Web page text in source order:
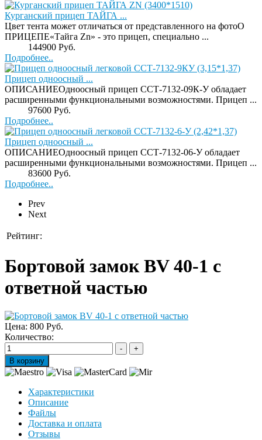
Курганский прицеп ТАЙГА ...
Цвет тента может отличаться от представленного на фотоО
ПРИЦЕПЕ«Тайга Zn» - это прицеп, специально ...
144900 Руб.
Подробнее..
Прицеп одноосный ...
ОПИСАНИЕОдноосный прицеп ССТ-7132-09К-У обладает
расширенными функциональными возможностями. Прицеп ...
97600 Руб.
Подробнее..
Прицеп одноосный ...
ОПИСАНИЕОдноосный прицеп ССТ-7132-06-У обладает
расширенными функциональными возможностями. Прицеп ...
83600 Руб.
Подробнее..
Prev
Next
Рейтинг:
Бортовой замок BV 40-1 с
ответной частью
Цена: 800 Руб.
Количество:
Характеристики
Описание
Файлы
Доставка и оплата
Отзывы